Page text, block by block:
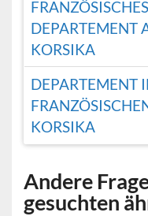
FRANZÖSISCHES
DEPARTEMENT
KORSIKA
DEPARTEMENT
KORSIKA
Andere
gesuchten